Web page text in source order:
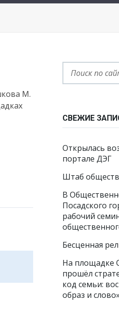
М.
СВЕЖИЕ
Открылась
портале ДЭГ
Штаб
В
Посадского
рабочий
Бесценная
На площадке
прошёл
код семьи:
образ и слово»